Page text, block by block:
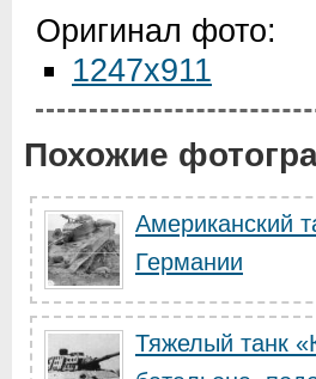
Оригинал фото:
1247x911
Похожие
Американский
Германии
Тяжелый танк